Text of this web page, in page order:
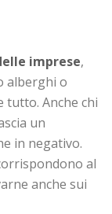
imprese,
alberghi o
tutto. Anche chi
un
in negativo.
al
anche sui